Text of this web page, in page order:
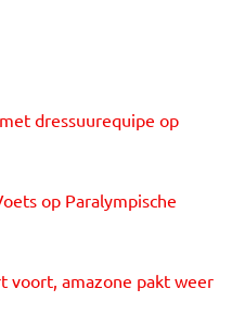
dressuurequipe op
op Paralympische
voort, amazone pakt weer